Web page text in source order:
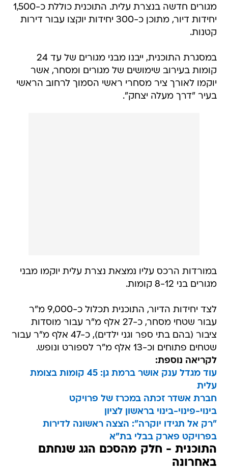
מגורים חדשה בנצרת עלית. התוכנית כוללת כ-1,500
יחידות דיור, מתוכן כ-300 יחידות יוקצו עבור דירות
קטנות.
במסגרת התוכנית, ייבנו מבני מגורים של עד 24
קומות בעירוב שימושים של מגורים ומסחר, אשר
יוקמו לאורך ציר מסחרי ראשי הסמוך לרחוב הראשי
בעיר "דרך מעלה יצחק".
במורדות הרכס עליו נמצאת נצרת עלית יוקמו מבני
מגורים בני 8-12 קומות.
לצד יחידות הדיור, התוכנית תכלול כ-9,000 מ"ר
עבור שטחי מסחר, כ-27 אלף מ"ר עבור מוסדות
ציבור (בהם בתי ספר וגני ילדים), כ-47 אלף מ"ר עבור
שטחים פתוחים וכ-13 אלף מ"ר לספורט ונופש.
לקריאה נוספת:
עוד מגדל ענק אושר ברמת גן: 45 קומות בצומת
עלית
חברת אשדר זכתה במכרז של פרויקט
בינוי-פינוי-בינוי בראשון לציון
"רק אל תגידו יוקרה": הצצה ראשונה לדירות
בפרויקט פארק בבלי בת"א
התוכנית - חלק מהסכם הגג שנחתם
באחרונה